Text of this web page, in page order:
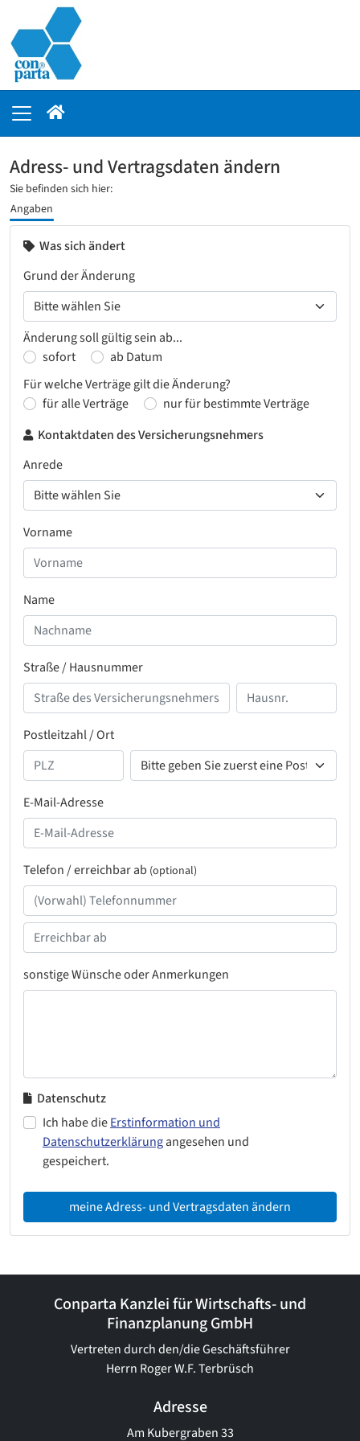
Adress- und Vertragsdaten ändern
Sie befinden sich hier:
Angaben
Was sich ändert
Grund der Änderung
Änderung soll gültig sein ab...
sofort
ab Datum
Für welche Verträge gilt die Änderung?
für alle Verträge
nur für bestimmte Verträge
Kontaktdaten des Versicherungsnehmers
Anrede
Vorname
Name
Straße / Hausnummer
Postleitzahl / Ort
E-Mail-Adresse
Telefon / erreichbar ab (optional)
sonstige Wünsche oder Anmerkungen
Datenschutz
Ich habe dieErstinformation und
Datenschutzerklärungangesehen und
gespeichert.
meine Adress- und Vertragsdaten ändern
Conparta Kanzlei für Wirtschafts- und
Finanzplanung GmbH
Vertreten durch den/die Geschäftsführer
Herrn Roger W.F. Terbrüsch
Adresse
Am Kubergraben 33